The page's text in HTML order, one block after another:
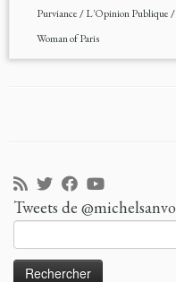
Purviance/L'Opinion Publique/
Woman of Paris
Tweets de